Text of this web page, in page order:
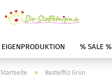
EIGENPRODUKTION % SALE %
Startseite » Bastelfilz Grün